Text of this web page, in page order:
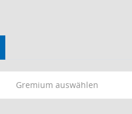
Gremium auswählen